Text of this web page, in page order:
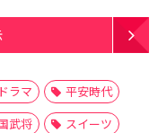
ラマ
平安時代
武将
スイーツ